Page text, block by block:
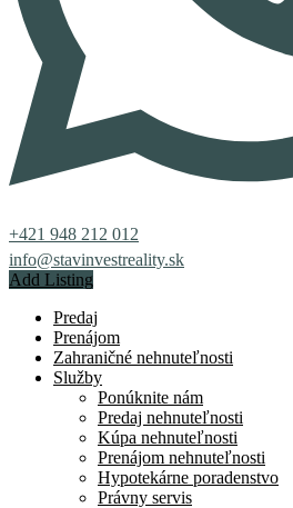
+421 948 212 012
info@stavinvestreality.sk
Add Listing
Predaj
Prenájom
Zahraničné nehnuteľnosti
Služby
Ponúknite nám
Predaj nehnuteľnosti
Kúpa nehnuteľnosti
Prenájom nehnuteľnosti
Hypotekárne poradenstvo
Právny servis